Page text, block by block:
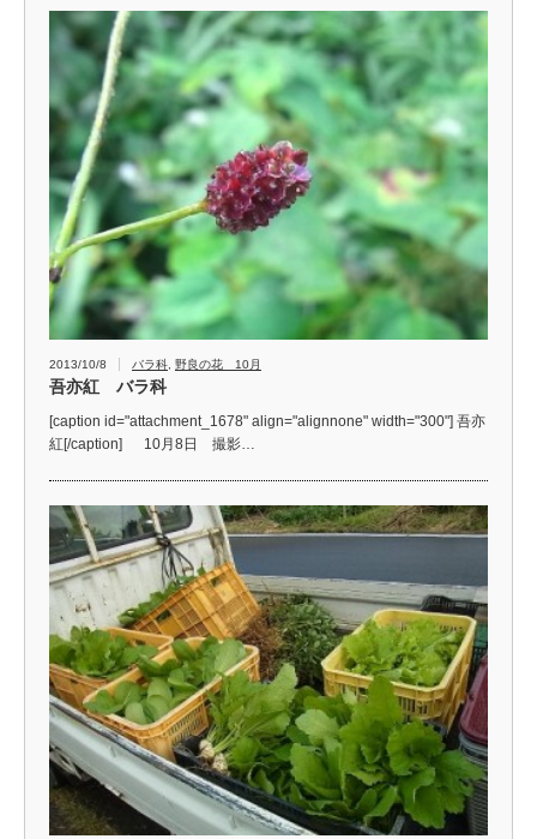
2013/10/8 バラ科, 野良の花 10月
吾亦紅 バラ科
[caption id="attachment_1678" align="alignnone" width="300"] 吾亦
紅[/caption] 10月8日 撮影…